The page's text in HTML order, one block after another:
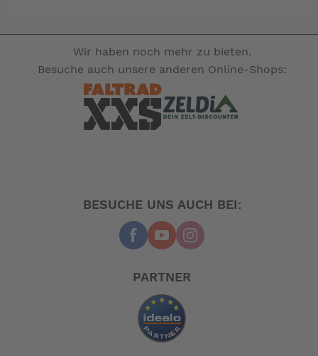
Wir haben noch mehr zu bieten.
Besuche auch unsere anderen Online-Shops:
BESUCHE UNS AUCH BEI:
PARTNER